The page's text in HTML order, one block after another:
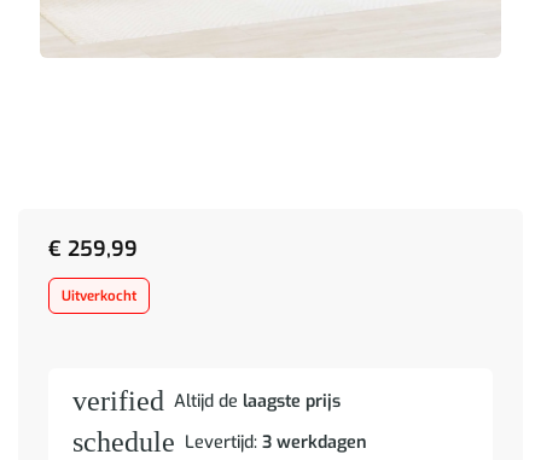
€ 259,99
Uitverkocht
verified Altijd de laagste prijs
schedule Levertijd: 3 werkdagen